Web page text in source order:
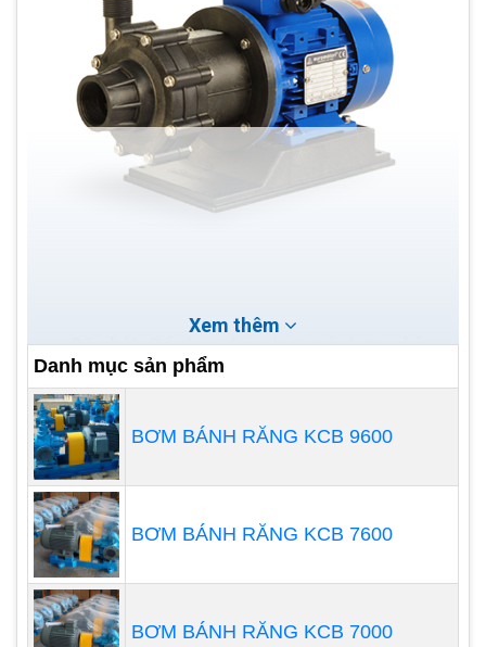
Độ nhớt:Để chọn đúng loại máy bơm phù
hợp, bạn cần biết độ nhớt của chất lỏng cần
bơm. Chất lỏng có độ nhớt cao đòi hỏi thiết bị
bơm mạnh hơn. Chín trong số 10 lần, tuy
nhiên, khách hàng của chúng tôi đang bơm
chất lỏng có độ nhớt thấp hơn dầu động cơ.
Đối với chất lỏng có độ nhớt thấp, một máy
bơm ly tâm là phù hợp nhất vì hoạt động bơm
tạo ra tốc độ cắt cao của chất lỏng, vì độ
nhớt tăng lên, bạn sẽ phải tính đến điện trở
Xem thêm
Danh mục sản phẩm
BƠM BÁNH RĂNG KCB 9600
BƠM BÁNH RĂNG KCB 7600
BƠM BÁNH RĂNG KCB 7000